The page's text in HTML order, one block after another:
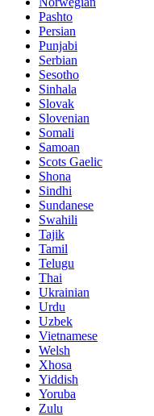
Pashto
Persian
Punjabi
Serbian
Sesotho
Sinhala
Slovak
Slovenian
Somali
Samoan
Scots Gaelic
Shona
Sindhi
Sundanese
Swahili
Tajik
Tamil
Telugu
Thai
Ukrainian
Urdu
Uzbek
Vietnamese
Welsh
Xhosa
Yiddish
Yoruba
Zulu